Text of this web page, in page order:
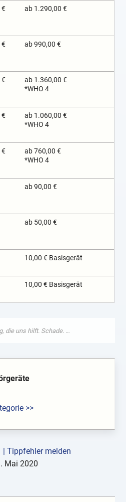
€ ab 1.290,00 €
€ ab 990,00 €
€
ab 1.360,00 €
*WHO 4
€
ab 1.060,00 €
*WHO 4
€
ab 760,00 €
*WHO 4
ab 90,00 €
ab 50,00 €
10,00 € Basisgerät
10,00 € Basisgerät
>>
| Tippfehler melden
Mai 2020